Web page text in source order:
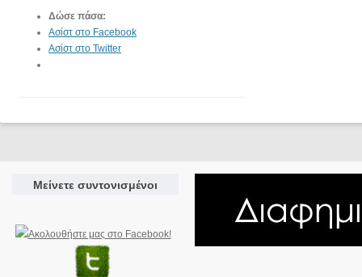
Δώσε πάσα:
Ασίστ στο Facebook
Ασίστ στο Twitter
Μείνετε συντονισμένοι